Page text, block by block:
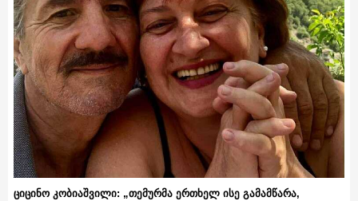
ციცინო კობიაშვილი: „თემურმა ერთხელ ისე გამამწარა,